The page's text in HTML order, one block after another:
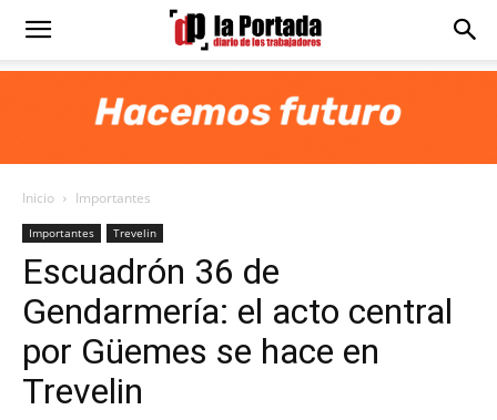
Diario
Portada
Inicio Importantes
Importantes Trevelin
Escuadrón 36 de
Gendarmería: el acto central
por Güemes se hace en
Trevelin